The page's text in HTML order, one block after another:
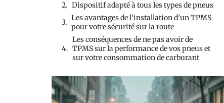
Dispositif adapté à tous les types de pneus
Les avantages de l’installation d’un TPMS
pour votre sécurité sur la route
Les conséquences de ne pas avoir de
TPMS sur la performance de vos pneus et
sur votre consommation de carburant